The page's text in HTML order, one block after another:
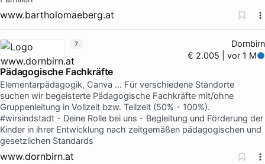
www.bartholomaeberg.at
Dornbirn
€ 2.005 | vor 1 M
Pädagogische Fachkräfte
Elementarpädagogik, Canva … Für verschiedene Standorte
suchen wir begeisterte Pädagogische Fachkräfte mit/ohne
Gruppenleitung in Vollzeit bzw. Teilzeit (50% - 100%).
#wirsindstadt - Deine Rolle bei uns - Begleitung und Förderung der
Kinder in ihrer Entwicklung nach zeitgemäßen pädagogischen und
gesetzlichen Standards
www.dornbirn.at
7